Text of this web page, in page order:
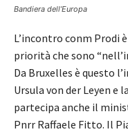
Bandiera dell’Europa
L’incontro conm Prodi
priorità che sono
Da Bruxelles è questo
Ursula von der Leyen e
partecipa anche il
Pnrr Raffaele Fitto. Il